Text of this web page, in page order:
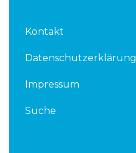
Kontakt
Datenschutzerklärung
Impressum
Suche